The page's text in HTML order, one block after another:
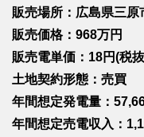
販売場所：広島県三原
販売価格：968万円
販売電単価：18円(税
土地契約形態：売買
年間想定発電量：
年間想定売電収入：